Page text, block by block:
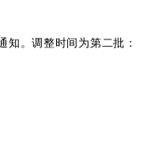
。调整时间为第二批：